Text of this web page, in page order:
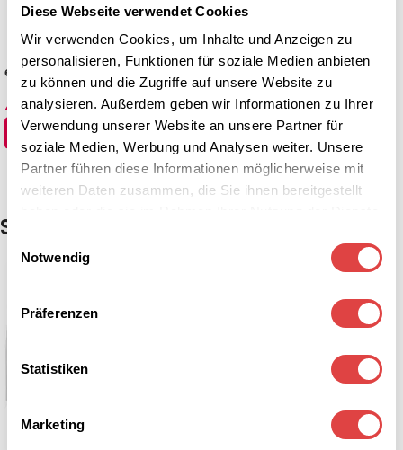
Diese Webseite verwendet Cookies
Wir verwenden Cookies, um Inhalte und Anzeigen zu
personalisieren, Funktionen für soziale Medien anbieten
zu können und die Zugriffe auf unsere Website zu
analysieren. Außerdem geben wir Informationen zu Ihrer
Verwendung unserer Website an unsere Partner für
soziale Medien, Werbung und Analysen weiter. Unsere
Partner führen diese Informationen möglicherweise mit
weiteren Daten zusammen, die Sie ihnen bereitgestellt
Einwilligungsauswahl
Notwendig
Präferenzen
Statistiken
Marketing
eckige Tischhusse Deluxe
Weiß (5 Größen)
47,54€–95,14€(inkl. MwSt.)
AUSFÜHRUNG WÄHLEN
Grün (5 Größen)
47,54€–95,14€ (inkl. MwSt.)
AUSFÜHRUNG WÄHLEN
Skirtings Kellerfalte & Plisseefalte